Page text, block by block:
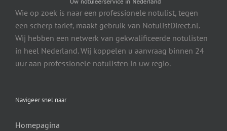
Wie op zoek is naar een professionele notulist, tegen
een scherp tarief, maakt gebruik van NotulistDirect.nl.
Wij hebben een netwerk van gekwalificeerde notulisten
in heel Nederland. Wij koppelen u aanvraag binnen 24
uur aan professionele notulisten in uw regio.
Navigeer snel naar
Homepagina